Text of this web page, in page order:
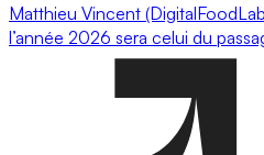
Matthieu Vincent
l’année 2026 sera celui du